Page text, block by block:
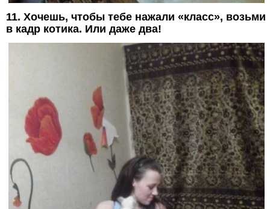
11. Хочешь, чтобы тебе нажали «класс», возьми
в кадр котика. Или даже два!